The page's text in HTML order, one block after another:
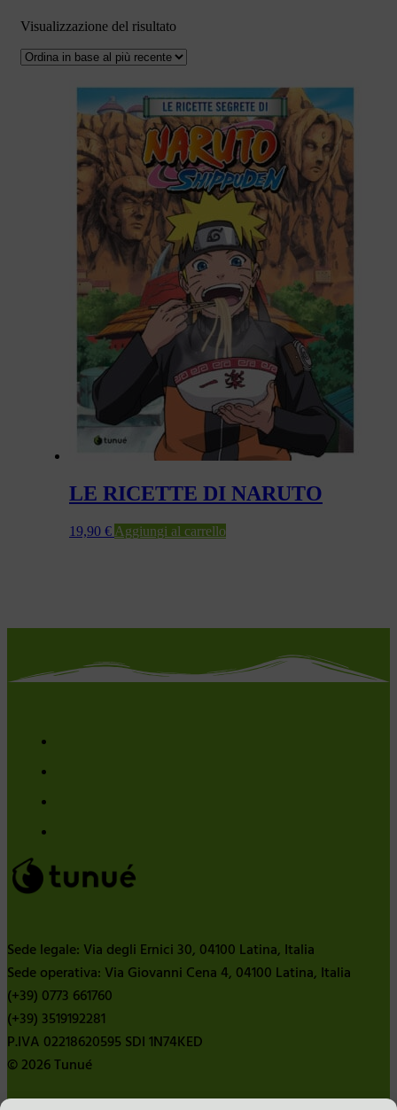
Visualizzazione del risultato
LE RICETTE DI NARUTO
19,90 € Aggiungi al carrello
Sede legale: Via degli Ernici 30, 04100 Latina, Italia
Sede operativa: Via Giovanni Cena 4, 04100 Latina, Italia
(+39) 0773 661760
(+39) 3519192281
P.IVA 02218620595 SDI 1N74KED
© 2026 Tunué